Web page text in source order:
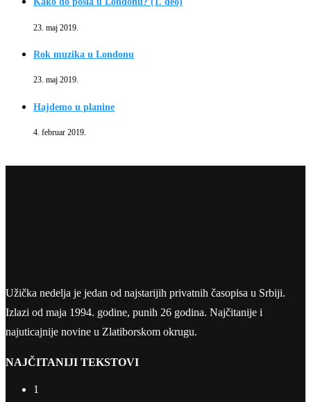
23. maj 2019.
Rok muzika u Londonu
23. maj 2019.
Hajdemo u planine
4. februar 2019.
Užička nedelja je jedan od najstarijih privatnih časopisa u Srbiji.
Izlazi od maja 1994. godine, punih 26 godina. Najčitanije i
najuticajnije novine u Zlatiborskom okrugu.
NAJČITANIJI TEKSTOVI
1